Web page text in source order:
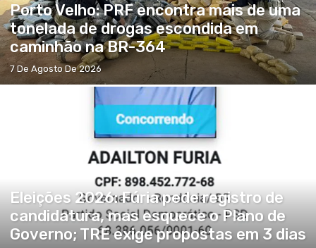
Porto Velho: PRF encontra mais de uma
tonelada de drogas escondida em
caminhão na BR-364
7 De Agosto De 2026
Eleições 2026: Fúria pede registro de
candidatura, mas esquece o Plano de
Governo; TRE exige propostas em 3 dias